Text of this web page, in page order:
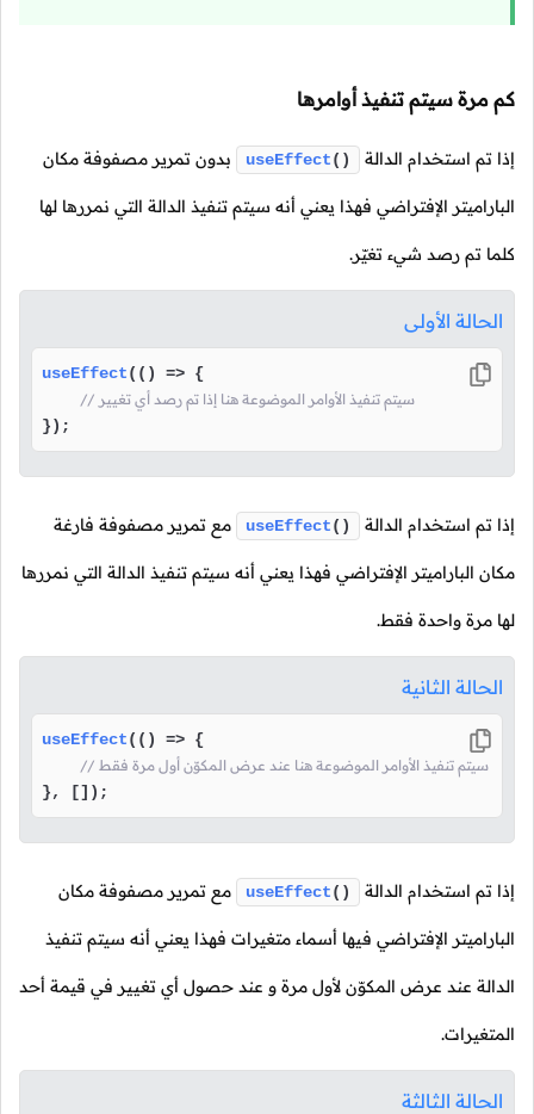
كم مرة سيتم تنفيذ أوامرها
إذا تم استخدام الدالة useEffect() بدون تمرير مصفوفة مكان
الباراميتر الإفتراضي فهذا يعني أنه سيتم تنفيذ الدالة التي نمررها لها
كلما تم رصد شيء تغيّر.
الحالة الأولى
useEffect( () => {
// سيتم تنفيذ الأوامر الموضوعة هنا إذا تم رصد أي تغيير
});
إذا تم استخدام الدالة useEffect() مع تمرير مصفوفة فارغة
مكان الباراميتر الإفتراضي فهذا يعني أنه سيتم تنفيذ الدالة التي نمررها
لها مرة واحدة فقط.
الحالة الثانية
useEffect( () => {
// سيتم تنفيذ الأوامر الموضوعة هنا عند عرض المكوّن أول مرة فقط
}, []);
إذا تم استخدام الدالة useEffect() مع تمرير مصفوفة مكان
الباراميتر الإفتراضي فيها أسماء متغيرات فهذا يعني أنه سيتم تنفيذ
الدالة عند عرض المكوّن لأول مرة و عند حصول أي تغيير في قيمة أحد
المتغيرات.
الحالة الثالثة